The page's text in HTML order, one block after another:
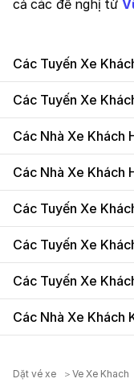
cả các đề nghị từ
Các Tuyến Xe
Các Tuyến Xe
Các Nhà Xe Khách
Các Nhà Xe Khách
Các Tuyến Xe
Các Tuyến Xe
Các Tuyến Xe
Các Nhà Xe Khách
Dặt vé xe Ve Xe Khach